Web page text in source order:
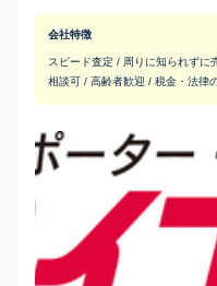
会社特徴
スピード査定 / 周りに知られずに
相談可 / 高齢者歓迎 / 税金・法律